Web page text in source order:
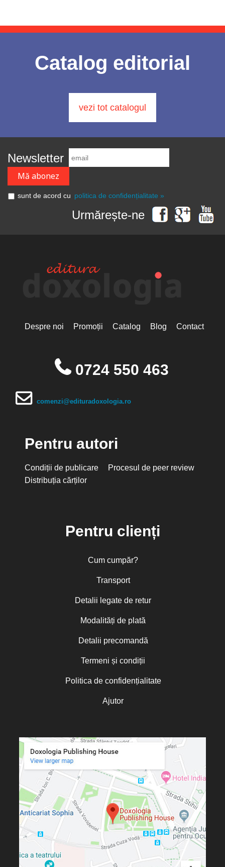
Catalog editorial
vezi tot catalogul
Newsletter
sunt de acord cu politica de confidențialitate »
Urmărește-ne
Despre noi Promoții Catalog Blog Contact
0724 550 463
comenzi@edituradoxologia.ro
Pentru autori
Condiții de publicare
Procesul de peer review
Distribuția cărților
Pentru clienți
Cum cumpăr?
Transport
Detalii legate de retur
Modalități de plată
Detalii precomandă
Termeni și condiții
Politica de confidențialitate
Ajutor